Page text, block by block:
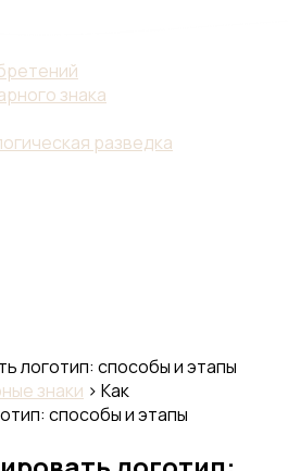
знака
разведка
знаки › Как
способы и этапы